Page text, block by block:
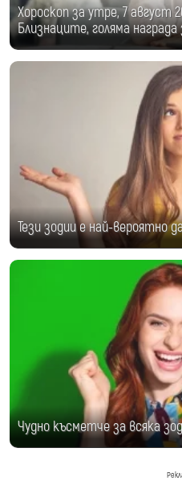
Хороскоп за утре, 7 август
Близнаците, голяма
Тези зодии е най-вероятно
Чудно късметче за всяка